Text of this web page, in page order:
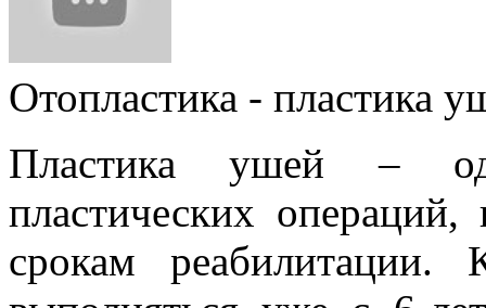
Отопластика - пластика
Пластика ушей –
пластических
срокам реабилитации.